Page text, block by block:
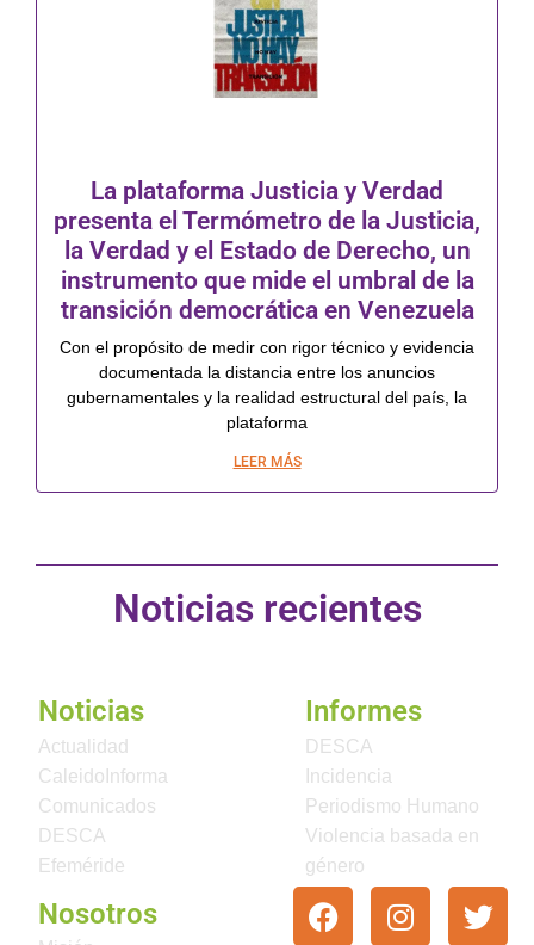
La plataforma Justicia y Verdad
presenta el Termómetro de la Justicia,
la Verdad y el Estado de Derecho, un
instrumento que mide el umbral de la
transición democrática en Venezuela
Con el propósito de medir con rigor técnico y evidencia
documentada la distancia entre los anuncios
gubernamentales y la realidad estructural del país, la
plataforma
LEER MÁS
Noticias recientes
Noticias
Actualidad
CaleidoInforma
Comunicados
DESCA
Efeméride
Informes
DESCA
Incidencia
Periodismo Humano
Violencia basada en
género
Nosotros